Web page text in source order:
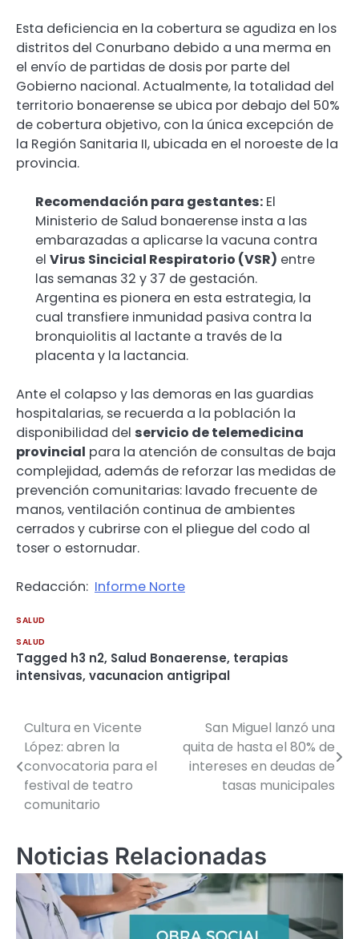
Esta deficiencia en la cobertura se agudiza en los
distritos del Conurbano debido a una merma en
el envío de partidas de dosis por parte del
Gobierno nacional. Actualmente, la totalidad del
territorio bonaerense se ubica por debajo del 50%
de cobertura objetivo, con la única excepción de
la Región Sanitaria II, ubicada en el noroeste de la
provincia.
Recomendación para gestantes: El
Ministerio de Salud bonaerense insta a las
embarazadas a aplicarse la vacuna contra
el Virus Sincicial Respiratorio (VSR) entre
las semanas 32 y 37 de gestación.
Argentina es pionera en esta estrategia, la
cual transfiere inmunidad pasiva contra la
bronquiolitis al lactante a través de la
placenta y la lactancia.
Ante el colapso y las demoras en las guardias
hospitalarias, se recuerda a la población la
disponibilidad del servicio de telemedicina
provincial para la atención de consultas de baja
complejidad, además de reforzar las medidas de
prevención comunitarias: lavado frecuente de
manos, ventilación continua de ambientes
cerrados y cubrirse con el pliegue del codo al
toser o estornudar.
Redacción: Informe Norte
SALUD
SALUD
Tagged h3 n2, Salud Bonaerense, terapias
intensivas, vacunacion antigripal
Navegación
de
entradas
Cultura en Vicente
López: abren la
convocatoria para el
festival de teatro
comunitario
San Miguel lanzó una
quita de hasta el 80% de
intereses en deudas de
tasas municipales
Noticias Relacionadas